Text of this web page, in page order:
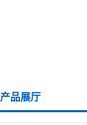
产品展厅